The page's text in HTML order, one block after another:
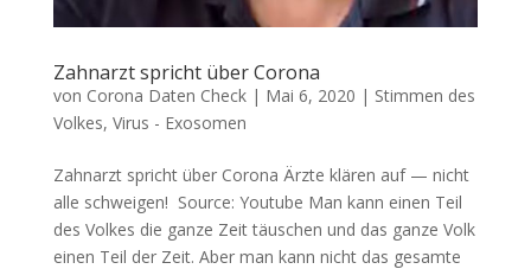
Zahnarzt spricht über Corona
von Corona Daten Check| Mai 6, 2020 | Stimmen des
Volkes, Virus - Exosomen
Zahnarzt spricht über Corona Ärz­te klä­ren auf — nicht
alle schweigen! Source: You­tube Man kann einen Teil
des Vol­kes die gan­ze Zeit täu­schen und das gan­ze Volk
einen Teil der Zeit. Aber man kann nicht das gesam­te